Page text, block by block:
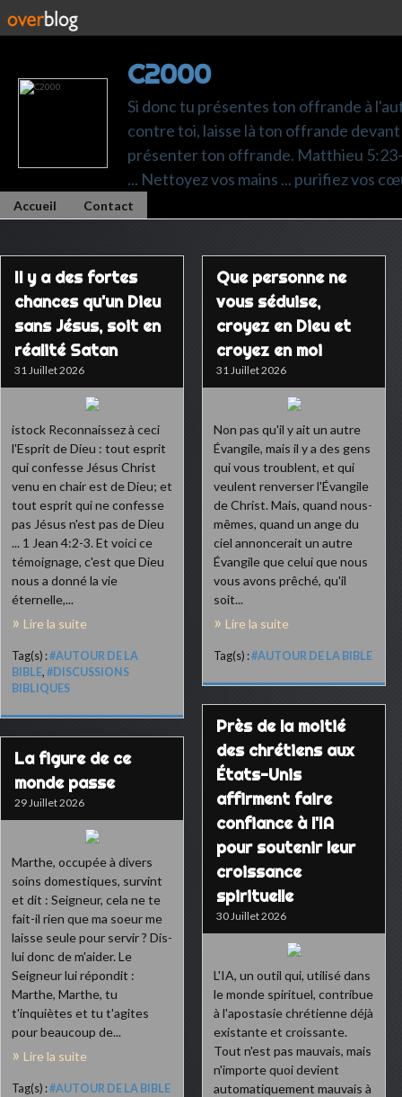
C2000
Si donc tu présentes ton offrande à
contre toi, laisse là ton offrande
présenter ton offrande. Matthieu 5:23-
... Nettoyez vos mains ... purifiez vos
Accueil Contact
Il y a des fortes
chances qu'un Dieu
sans Jésus, soit en
réalité Satan
31 Juillet 2026
istock Reconnaissez à ceci
l'Esprit de Dieu : tout esprit
qui confesse Jésus Christ
venu en chair est de Dieu; et
tout esprit qui ne confesse
pas Jésus n'est pas de Dieu
... 1 Jean 4:2-3. Et voici ce
témoignage, c'est que Dieu
nous a donné la vie
éternelle,...
Lire la suite
Tag(s) :#AUTOUR DE LA
BIBLE, #DISCUSSIONS
BIBLIQUES
Que personne ne
vous séduise,
croyez en Dieu et
croyez en moi
31 Juillet 2026
Non pas qu'il y ait un autre
Évangile, mais il y a des gens
qui vous troublent, et qui
veulent renverser l'Évangile
de Christ. Mais, quand nous-
mêmes, quand un ange du
ciel annoncerait un autre
Évangile que celui que nous
vous avons prêché, qu'il
soit...
Lire la suite
Tag(s) :#AUTOUR DE LA BIBLE
Près de la moitié
des chrétiens aux
États-Unis
affirment faire
confiance à l'IA
pour soutenir leur
croissance
spirituelle
30 Juillet 2026
L'IA, un outil qui, utilisé dans
le monde spirituel, contribue
à l'apostasie chrétienne déjà
existante et croissante.
Tout n'est pas mauvais, mais
n'importe quoi devient
automatiquement mauvais à
La figure de ce
monde passe
29 Juillet 2026
Marthe, occupée à divers
soins domestiques, survint
et dit : Seigneur, cela ne te
fait-il rien que ma soeur me
laisse seule pour servir ? Dis-
lui donc de m'aider. Le
Seigneur lui répondit :
Marthe, Marthe, tu
t'inquiètes et tu t'agites
pour beaucoup de...
Lire la suite
Tag(s) :#AUTOUR DE LA BIBLE